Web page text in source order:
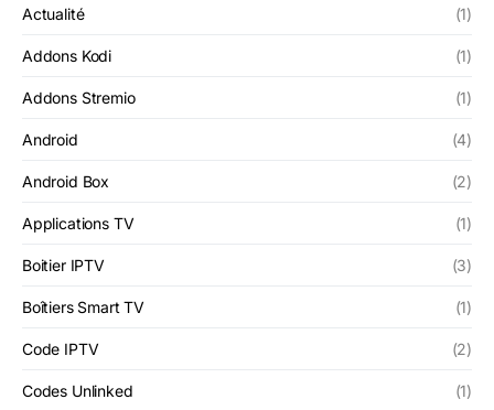
Actualité (1)
Addons Kodi (1)
Addons Stremio (1)
Android (4)
Android Box (2)
Applications TV (1)
Boitier IPTV (3)
Boîtiers Smart TV (1)
Code IPTV (2)
Codes Unlinked (1)